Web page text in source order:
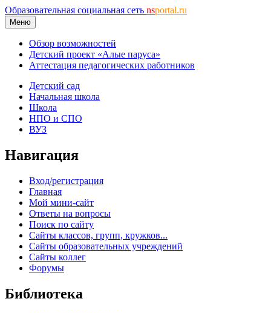
Образовательная социальная сеть nsportal.ru
Меню
Обзор возможностей
Детский проект «Алые паруса»
Аттестация педагогических работников
Детский сад
Начальная школа
Школа
НПО и СПО
ВУЗ
Навигация
Вход/регистрация
Главная
Мой мини-сайт
Ответы на вопросы
Поиск по сайту
Сайты классов, групп, кружков...
Сайты образовательных учреждений
Сайты коллег
Форумы
Библиотека